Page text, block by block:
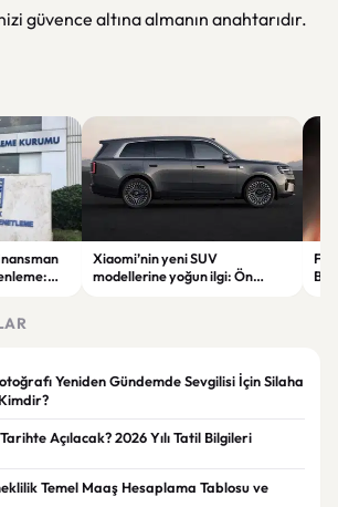
güvence altına almanın anahtarıdır.
Xiaomi’nin yeni SUV
modellerine yoğun ilgi: Ön
Yeniden Gündemde Sevgilisi İçin Silaha
Açılacak? 2026 Yılı Tatil Bilgileri
Temel Maaş Hesaplama Tablosu ve